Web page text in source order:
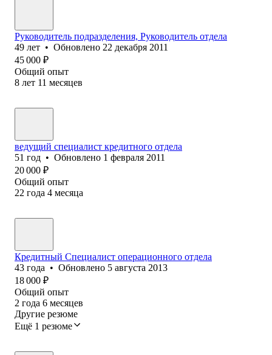
Руководитель подразделения, Руководитель отдела
49 лет • Обновлено 22 декабря 2011
45 000 ₽
Общий опыт
8 лет 11 месяцев
ведущий специалист кредитного отдела
51 год • Обновлено 1 февраля 2011
20 000 ₽
Общий опыт
22 года 4 месяца
Кредитный Специалист операционного отдела
43 года • Обновлено 5 августа 2013
18 000 ₽
Общий опыт
2 года 6 месяцев
Другие резюме
Ещё 1 резюме